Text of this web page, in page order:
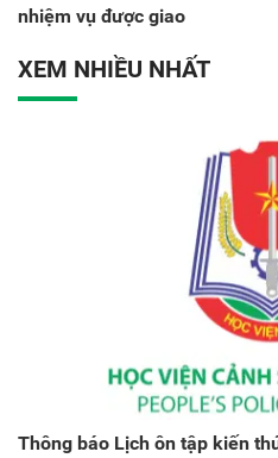
nhiệm vụ được giao
XEM NHIỀU NHẤT
Thông báo Lịch ôn tập kiến